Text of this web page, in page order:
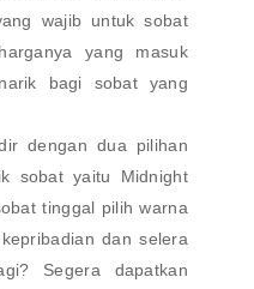
wajib untuk sobat
yang masuk
bagi sobat yang
dengan dua pilihan
sobat yaitu Midnight
tinggal pilih warna
dan selera
Segera dapatkan